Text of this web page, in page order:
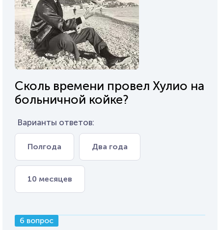
Сколь времени провел Хулио на
больничной койке?
Варианты ответов:
Полгода Два года
10 месяцев
6 вопрос